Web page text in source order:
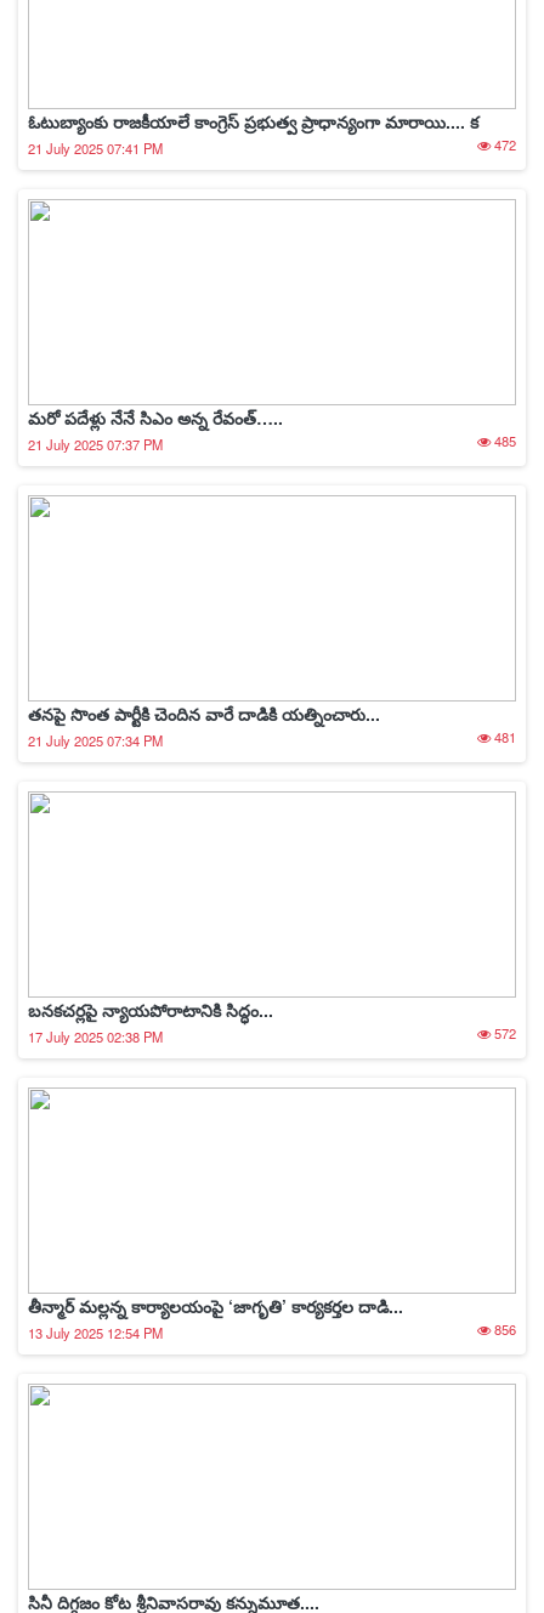
ఓటుబ్యాంకు రాజకీయాలే కాంగ్రెస్ ప్రభుత్వ ప్రాధాన్యంగా మారాయి.... క
21 July 2025 07:41 PM 472
మరో పదేళ్లు నేనే సిఎం అన్న రేవంత్…..
21 July 2025 07:37 PM 485
త‌నపై సొంత పార్టీకి చెందిన వారే దాడికి య‌త్నించారు...
21 July 2025 07:34 PM 481
బనకచర్లపై న్యాయపోరాటానికి సిద్ధం...
17 July 2025 02:38 PM 572
తీన్మార్ మల్లన్న కార్యాలయంపై ‘జాగృతి’ కార్యకర్తల దాడి...
13 July 2025 12:54 PM 856
సినీ దిగ్గజం కోట శ్రీనివాసరావు కన్నుమూత....